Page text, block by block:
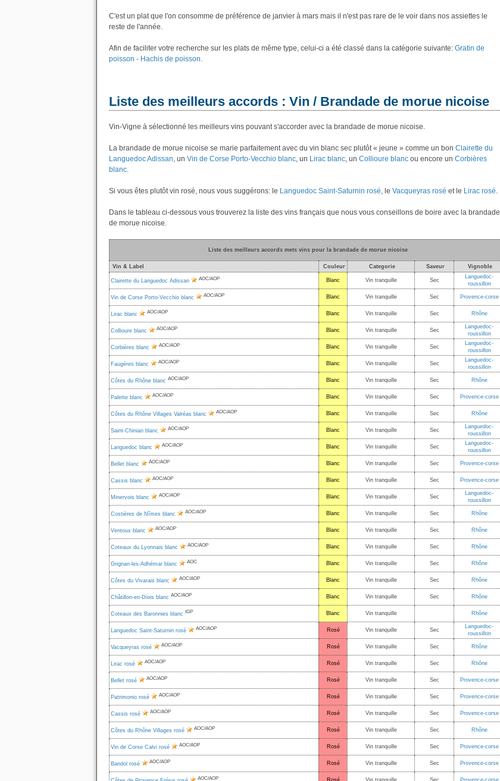
C'est un plat que l'on consomme de préférence de janvier à mars mais il n'est pas rare de le voir dans nos assiettes le
reste de l'année.
Afin de faciliter votre recherche sur les plats de même type, celui-ci a été classé dans la catégorie suivante: Gratin de
poisson - Hachis de poisson.
Liste des meilleurs accords : Vin / Brandade de morue nicoise
Vin-Vigne à sélectionné les meilleurs vins pouvant s'accorder avec la brandade de morue nicoise.
La brandade de morue nicoise se marie parfaitement avec du vin blanc sec plutôt « jeune » comme un bon Clairette du
Languedoc Adissan, un Vin de Corse Porto-Vecchio blanc, un Lirac blanc, un Collioure blanc ou encore un Corbières
blanc.
Si vous êtes plutôt vin rosé, nous vous suggérons: le Languedoc Saint-Saturnin rosé, le Vacqueyras rosé et le Lirac rosé.
Dans le tableau ci-dessous vous trouverez la liste des vins français que nous vous conseillons de boire avec la brandade
de morue nicoise.
Liste des meilleurs accords mets vins pour la brandade de morue nicoise
Vin & Label Couleur Categorie Saveur Vignoble
Clairette du Languedoc Adissan AOC/AOP Blanc Vin tranquille Sec
Languedoc-
roussillon
Vin de Corse Porto-Vecchio blanc AOC/AOP Blanc Vin tranquille Sec Provence-corse
Lirac blanc AOC/AOP Blanc Vin tranquille Sec Rhône
Collioure blanc AOC/AOP Blanc Vin tranquille Sec
Languedoc-
roussillon
Corbières blanc AOC/AOP Blanc Vin tranquille Sec
Languedoc-
roussillon
Faugères blanc AOC/AOP Blanc Vin tranquille Sec
Languedoc-
roussillon
Côtes du Rhône blanc AOC/AOP Blanc Vin tranquille Sec Rhône
Palette blanc AOC/AOP Blanc Vin tranquille Sec Provence-corse
Côtes du Rhône Villages Valréas blanc AOC/AOP Blanc Vin tranquille Sec Rhône
Saint-Chinian blanc AOC/AOP Blanc Vin tranquille Sec
Languedoc-
roussillon
Languedoc blanc AOC/AOP Blanc Vin tranquille Sec
Languedoc-
roussillon
Bellet blanc AOC/AOP Blanc Vin tranquille Sec Provence-corse
Cassis blanc AOC/AOP Blanc Vin tranquille Sec Provence-corse
Minervois blanc AOC/AOP Blanc Vin tranquille Sec
Languedoc-
roussillon
Costières de Nîmes blanc AOC/AOP Blanc Vin tranquille Sec Rhône
Ventoux blanc AOC/AOP Blanc Vin tranquille Sec Rhône
Coteaux du Lyonnais blanc AOC/AOP Blanc Vin tranquille Sec Rhône
Grignan-les-Adhémar blanc AOC Blanc Vin tranquille Sec Rhône
Côtes du Vivarais blanc AOC/AOP Blanc Vin tranquille Sec Rhône
Châtillon-en-Diois blanc AOC/AOP Blanc Vin tranquille Sec Rhône
Coteaux des Baronnies blanc IGP Blanc Vin tranquille Rhône
Languedoc Saint-Saturnin rosé AOC/AOP Rosé Vin tranquille Sec
Languedoc-
roussillon
Vacqueyras rosé AOC/AOP Rosé Vin tranquille Sec Rhône
Lirac rosé AOC/AOP Rosé Vin tranquille Sec Rhône
Bellet rosé AOC/AOP Rosé Vin tranquille Sec Provence-corse
Patrimonio rosé AOC/AOP Rosé Vin tranquille Sec Provence-corse
Cassis rosé AOC/AOP Rosé Vin tranquille Sec Provence-corse
Côtes du Rhône Villages rosé AOC/AOP Rosé Vin tranquille Sec Rhône
Vin de Corse Calvi rosé AOC/AOP Rosé Vin tranquille Sec Provence-corse
Bandol rosé AOC/AOP Rosé Vin tranquille Sec Provence-corse
AOC/AOP Rosé Vin tranquille Sec Provence-corse